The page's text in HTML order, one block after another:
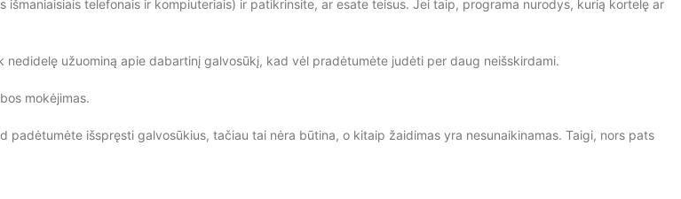
telefonais ir kompiuteriais) ir patikrinsite, ar esate teisus. Jei taip, programa nurodys, kurią kortelę ar
užuominą apie dabartinį galvosūkį, kad vėl pradėtumėte judėti per daug neišskirdami.
mokėjimas.
išspręsti galvosūkius, tačiau tai nėra būtina, o kitaip žaidimas yra nesunaikinamas. Taigi, nors pats